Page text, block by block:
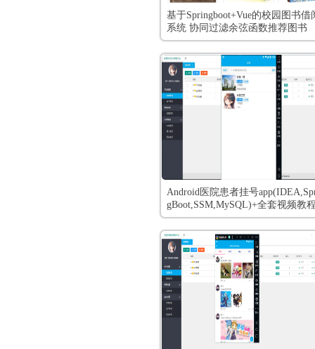
基于Springboot+Vue的校园图书借
系统 协同过滤余弦函数推荐图书
Android医院患者挂号
gBoot,SSM,MySQL)+全套视频教